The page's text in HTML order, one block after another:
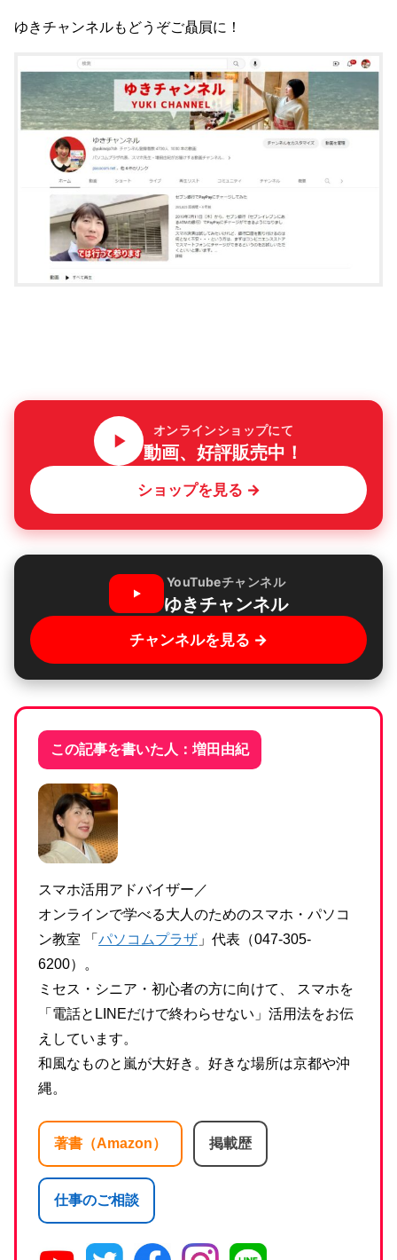
ゆきチャンネルもどうぞご贔屓に！
オンラインショップにて
動画、好評販売中！
ショップを見る →
YouTubeチャンネル
ゆきチャンネル
チャンネルを見る →
この記事を書いた人：増田由紀
スマホ活用アドバイザー／
オンラインで学べる大人のためのスマホ・パソコ
ン教室 「 パソコムプラザ 」代表（047-305-
6200）。
ミセス・シニア・初心者の方に向けて、 スマホを
「電話とLINEだけで終わらせない」活用法をお伝
えしています。
和風なものと嵐が大好き。好きな場所は京都や沖
縄。
著書（Amazon） 掲載歴
仕事のご相談